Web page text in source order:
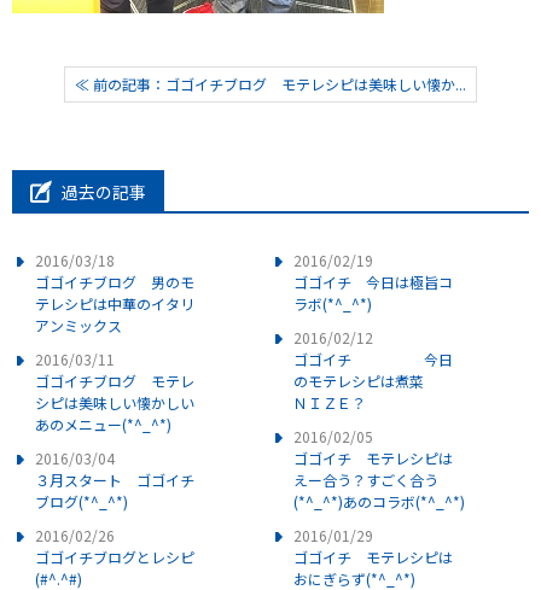
≪ 前の記事：ゴゴイチブログ モテレシピは美味しい懐か...
過去の記事
2016/03/18
ゴゴイチブログ 男のモ
テレシピは中華のイタリ
アンミックス
2016/03/11
ゴゴイチブログ モテレ
シピは美味しい懐かしい
あのメニュー(*^_^*)
2016/03/04
３月スタート ゴゴイチ
ブログ(*^_^*)
2016/02/26
ゴゴイチブログとレシピ
(#^.^#)
2016/02/19
ゴゴイチ 今日は極旨コ
ラボ(*^_^*)
2016/02/12
ゴゴイチ 今日
のモテレシピは煮菜
ＮＩＺＥ？
2016/02/05
ゴゴイチ モテレシピは
えー合う？すごく合う
(*^_^*)あのコラボ(*^_^*)
2016/01/29
ゴゴイチ モテレシピは
おにぎらず(*^_^*)